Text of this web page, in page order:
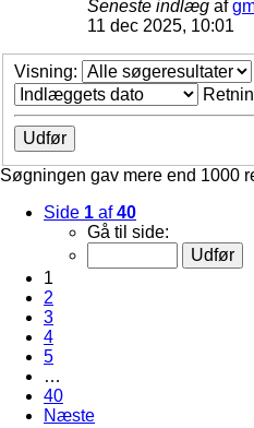
Seneste indlæg af
11 dec 2025, 10:01
Visning:
Søgningen gav mere end 1000
Side 1 af40
Gå til side:
1
2
3
4
5
…
40
Næste